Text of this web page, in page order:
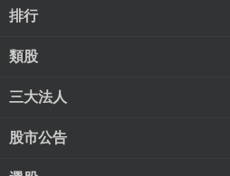
排行
類股
三大法人
股市公告